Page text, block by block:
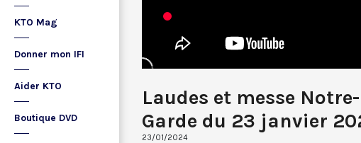
KTO Mag
Donner mon IFI
Aider KTO
Boutique DVD
Laudes et messe
Garde du 23 janvier
23/01/2024